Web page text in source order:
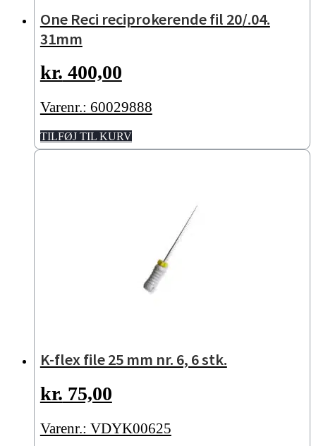
One Reci reciprokerende fil 20/.04.
31mm
kr. 400,00
Varenr.: 60029888
TILFØJ TIL KURV
K-flex file 25 mm nr. 6, 6 stk.
kr. 75,00
Varenr.: VDYK00625